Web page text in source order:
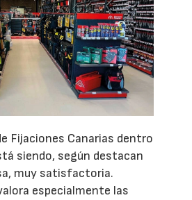
Fijaciones Canarias dentro
siendo, según destacan
muy satisfactoria.
especialmente las